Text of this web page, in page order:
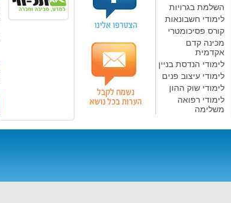
השלמת בגרויות
לימודי חשבונאות
קורס פסיכומטרי
מכינה קדם
אקדמית
לימודי הנדסת בניין
לימודי עיצוב פנים
לימודי שוק ההון
לימודי רפואה
משלימה